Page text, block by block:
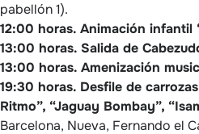
pabellón 1).
12:00 horas. Animación infantil
13:00 horas. Salida de
13:00 horas. Amenización
19:30 horas. Desfile de
Ritmo”, “Jaguay Bombay”,
Barcelona, Nueva, Fernando el